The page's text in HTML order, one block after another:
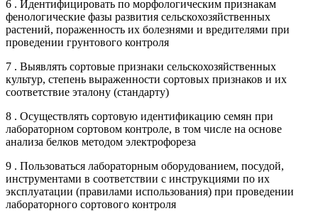
6 . Идентифицировать по морфологическим признакам
фенологические фазы развития сельскохозяйственных
растений, пораженность их болезнями и вредителями при
проведении грунтового контроля
7 . Выявлять сортовые признаки сельскохозяйственных
культур, степень выраженности сортовых признаков и их
соответствие эталону (стандарту)
8 . Осуществлять сортовую идентификацию семян при
лабораторном сортовом контроле, в том числе на основе
анализа белков методом электрофореза
9 . Пользоваться лабораторным оборудованием, посудой,
инструментами в соответствии с инструкциями по их
эксплуатации (правилами использования) при проведении
лабораторного сортового контроля